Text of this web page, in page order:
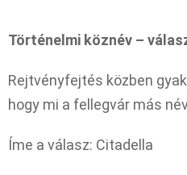
Történelmi köznév –
Rejtvényfejtés közben
hogy mi a fellegvár más
Íme a válasz: Citadella